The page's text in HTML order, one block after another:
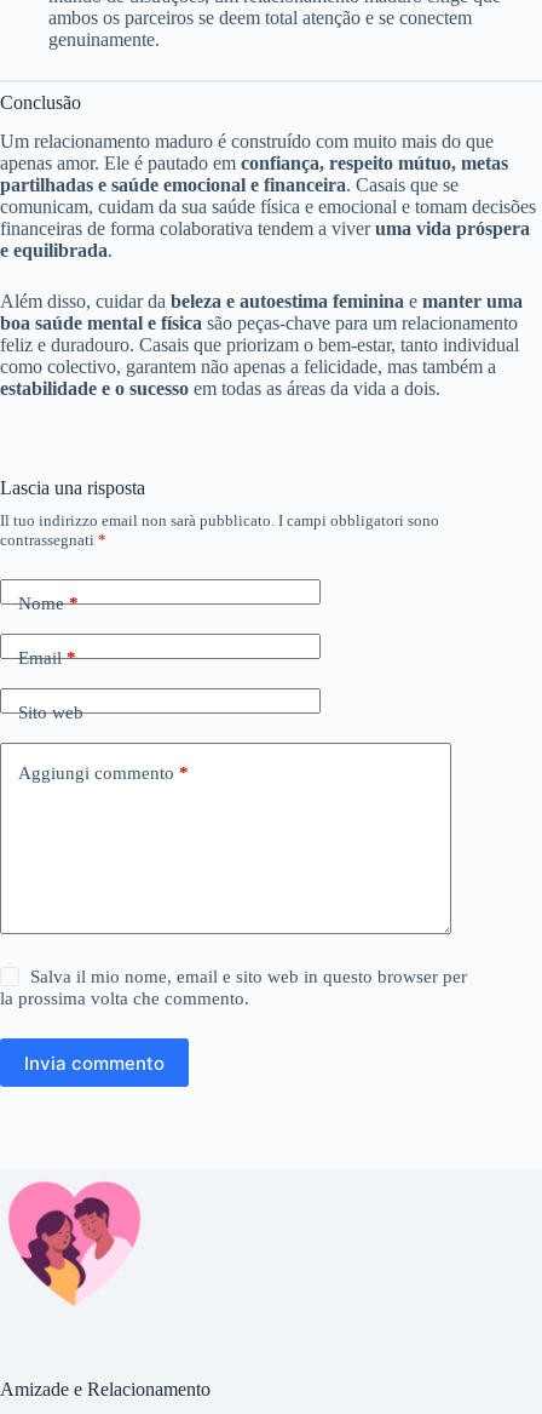
ambos os parceiros se deem total atenção e se conectem
genuinamente.
Conclusão
Um relacionamento maduro é construído com muito mais do que
apenas amor. Ele é pautado em confiança, respeito mútuo, metas
partilhadas e saúde emocional e financeira. Casais que se
comunicam, cuidam da sua saúde física e emocional e tomam decisões
financeiras de forma colaborativa tendem a viveruma vida próspera
e equilibrada.
Além disso, cuidar da beleza e autoestima feminina e manter uma
boa saúde mental e física são peças-chave para um relacionamento
feliz e duradouro. Casais que priorizam o bem-estar, tanto individual
como colectivo, garantem não apenas a felicidade, mas também a
estabilidade e o sucesso em todas as áreas da vida a dois.
Lascia una risposta
Il tuo indirizzo email non sarà pubblicato. I campi obbligatori sono
contrassegnati *
Nome*
Email*
Sito web
Aggiungi commento *
Salva il mio nome, email e sito web in questo browser per
la prossima volta che commento.
Invia commento
Amizade e Relacionamento